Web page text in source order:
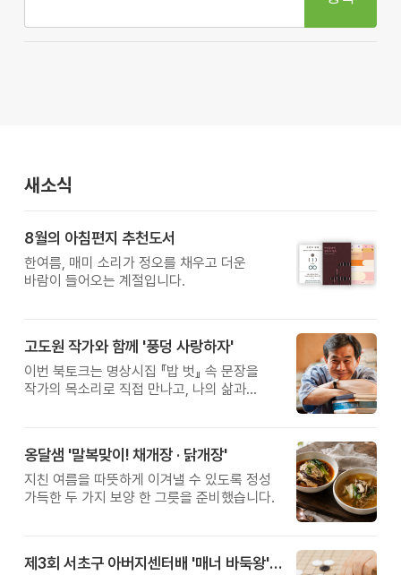
새소식
8월의 아침편지 추천도서
한여름, 매미 소리가 정오를 채우고 더운
바람이 들어오는 계절입니다.
고도원 작가와 함께 '풍덩 사랑하자'
이번 북토크는 명상시집 『밥 벗』 속 문장을
작가의 목소리로 직접 만나고, 나의 삶과
옹달샘 '말복맞이! 채개장 · 닭개장'
지친 여름을 따뜻하게 이겨낼 수 있도록 정성
가득한 두 가지 보양 한 그릇을 준비했습니다.
제3회 서초구 아버지센터배 '매너 바둑왕' 대회